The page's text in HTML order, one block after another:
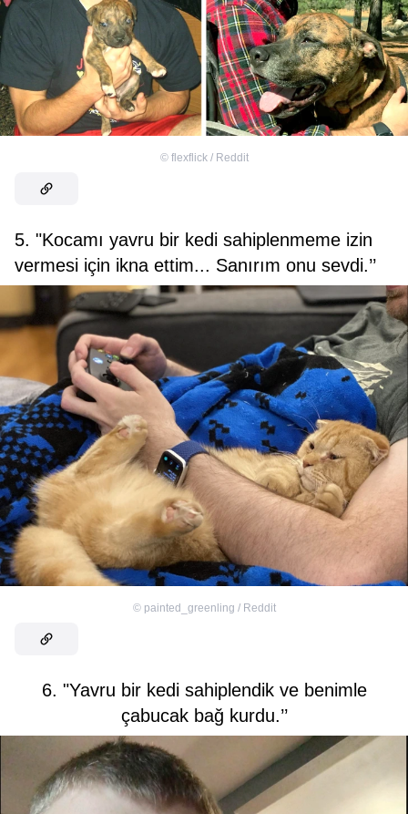
© flexflick / Reddit
5. "Kocamı yavru bir kedi sahiplenmeme izin
vermesi için ikna ettim... Sanırım onu sevdi.’’
© painted_greenling / Reddit
6. "Yavru bir kedi sahiplendik ve benimle
çabucak bağ kurdu.’’